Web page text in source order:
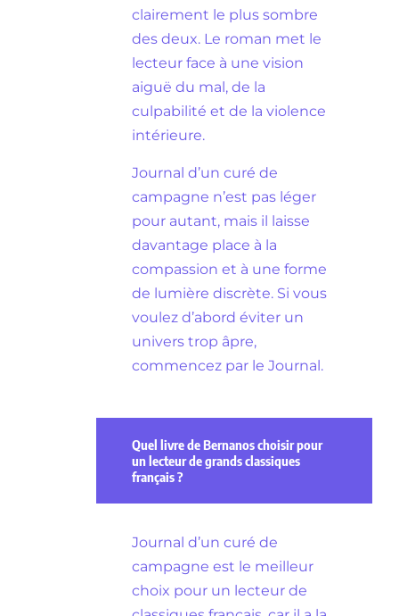
clairement le plus sombre
des deux. Le roman met le
lecteur face à une vision
aiguë du mal, de la
culpabilité et de la violence
intérieure.
Journal d’un curé de
campagne n’est pas léger
pour autant, mais il laisse
davantage place à la
compassion et à une forme
de lumière discrète. Si vous
voulez d’abord éviter un
univers trop âpre,
commencez par le Journal.
Quel livre de Bernanos choisir pour
un lecteur de grands classiques
français ?
Journal d’un curé de
campagne est le meilleur
choix pour un lecteur de